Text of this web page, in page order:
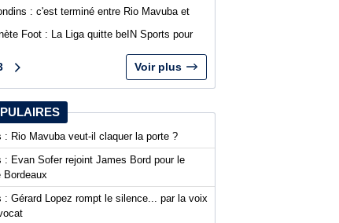
: c'est terminé entre Rio Mavuba et
Foot : La Liga quitte beIN Sports pour
Voir plus
: Rio Mavuba veut-il claquer la porte ?
: Evan Sofer rejoint James Bord pour le
Bordeaux
: Gérard Lopez rompt le silence... par la voix